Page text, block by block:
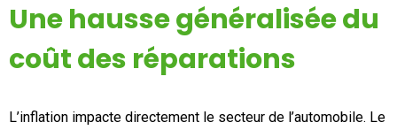
Appelez-nous
01 60 48 23 09
Une hausse généralisée du
coût des réparations
L’inflation impacte directement le secteur de l’automobile. Le